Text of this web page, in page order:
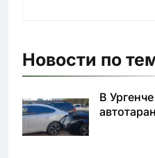
Новости по
В